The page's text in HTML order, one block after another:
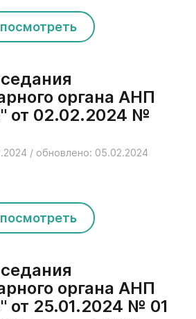
посмотреть
органа АНП
от 02.02.2024 №
/ обновлено: 05.02.2024
посмотреть
органа АНП
25.01.2024 № 01